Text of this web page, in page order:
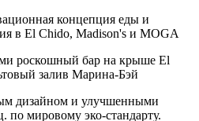
концепция еды и
в El Chido, Madison's и MOGA
роскошный бар на крыше El
залив Марина-Бэй
дизайном и улучшенными
по мировому эко-стандарту.